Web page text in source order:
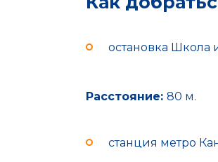
остановка Школа
Расстояние: 80 м.
станция метро